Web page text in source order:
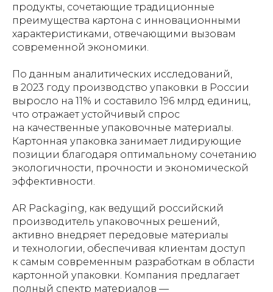
продукты, сочетающие традиционные
преимущества картона с инновационными
характеристиками, отвечающими вызовам
современной экономики.
По данным аналитических исследований,
в 2023 году производство упаковки в России
выросло на 11% и составило 196 млрд единиц,
что отражает устойчивый спрос
на качественные упаковочные материалы.
Картонная упаковка занимает лидирующие
позиции благодаря оптимальному сочетанию
экологичности, прочности и экономической
эффективности.
AR Packaging, как ведущий российский
производитель упаковочных решений,
активно внедряет передовые материалы
и технологии, обеспечивая клиентам доступ
к самым современным разработкам в области
картонной упаковки. Компания предлагает
полный спектр материалов —